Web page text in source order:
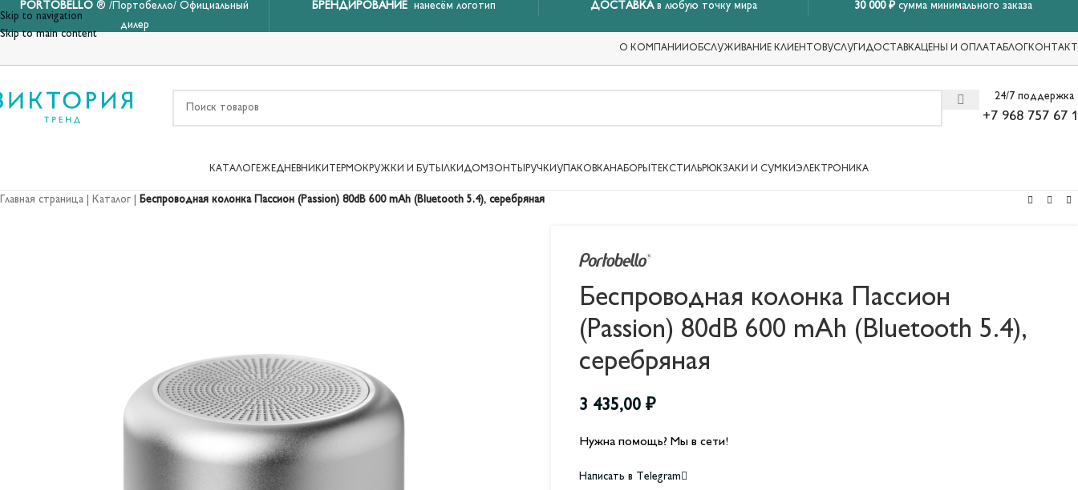
Skip to navigation
Skip to main content
PORTOBELLO ® /Портобелло/ Официальный
дилер
БРЕНДИРОВАНИЕ нанесём логотип ДОСТАВКА в любую точку мира 30 000 ₽сумма минимального заказа
О КОМПАНИИ ОБСЛУЖИВАНИЕ КЛИЕНТОВУСЛУГИДОСТАВКАЦЕНЫ И ОПЛАТАБЛОГ
24/7 поддержка
+7 968 757 67
КАТАЛОГ ЕЖЕДНЕВНИКИ ТЕРМОКРУЖКИ И БУТЫЛКИДОМ ЗОНТЫ РУЧКИ УПАКОВКАНАБОРЫ ТЕКСТИЛЬРЮКЗАКИ И СУМКИ ЭЛЕКТРОНИКА
Главная страница Каталог Беспроводная колонка Пассион (Passion) 80dB 600 mAh (Bluetooth 5.4), серебряная
Беспроводная колонка Пассион
(Passion) 80dB 600 mAh (Bluetooth 5.4),
серебряная
3 435,00 ₽
Нужна помощь? Мы в сети!
Написать в Telegram